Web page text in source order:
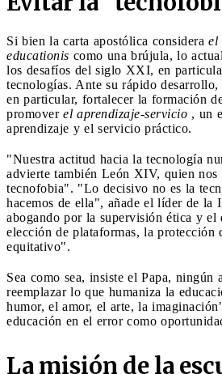
Si bien la carta apostólica considera el
educationis como una brújula, lo
los desafíos del siglo XXI, en
tecnologías. Ante su rápido
en particular, fortalecer la formación
promover el aprendizaje-servicio , un
aprendizaje y el servicio práctico.
"Nuestra actitud hacia la tecnología
advierte también León XIV, quien
tecnofobia". "Lo decisivo no es la
hacemos de ella", añade el líder de la
abogando por la supervisión ética y el
elección de plataformas, la protección
equitativo".
Sea como sea, insiste el Papa, ningún
reemplazar lo que humaniza la
humor, el amor, el arte, la
educación en el error como
La misión de la